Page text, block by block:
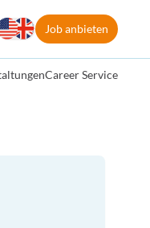
Job anbieten
Career Service